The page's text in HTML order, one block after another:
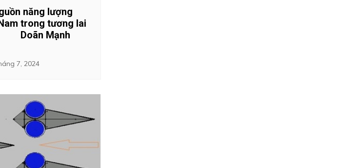
năng lượng
trong tương lai
Mạnh
7, 2024